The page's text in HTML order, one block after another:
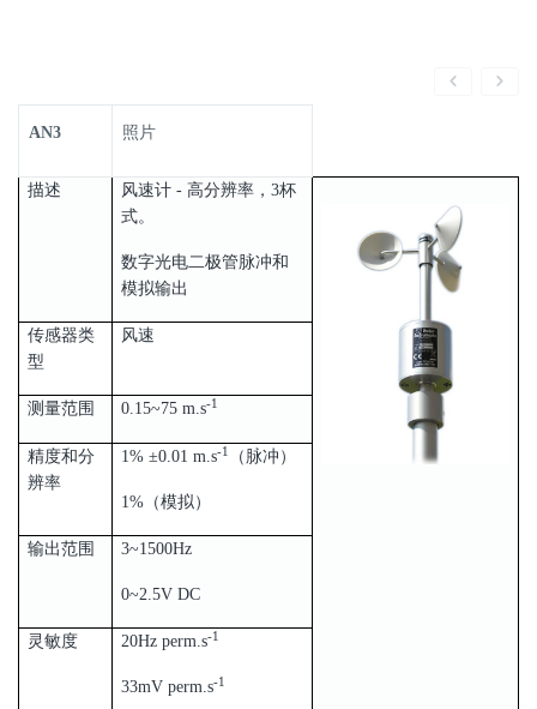
AN3 照片
描述
风速计 - 高分辨率，3杯
式。
数字光电二极管脉冲和
模拟输出
传感器类
型
风速
测量范围 0.15~75 m.s‐1
精度和分
辨率
1% ±0.01 m.s-1 （脉冲）
1%（模拟）
输出范围 3~1500Hz
0~2.5V DC
灵敏度 20Hz perm.s-1
33mV perm.s-1